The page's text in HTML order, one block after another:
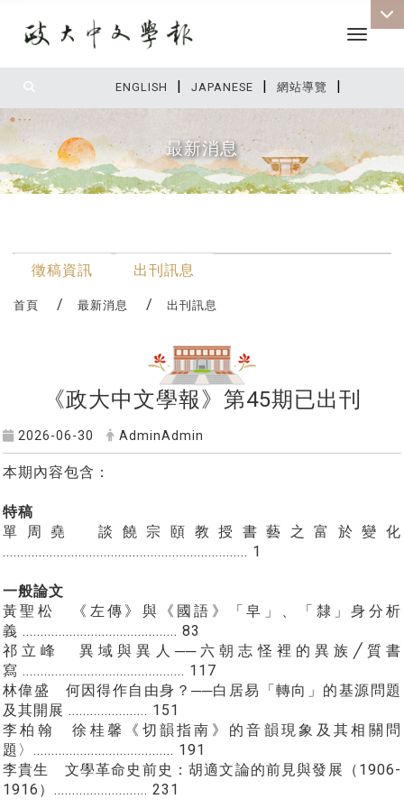
ENGLISH | JAPANESE | 網站導覽 |
Toggle
最新消息
徵稿資訊 出刊訊息
首頁 最新消息 出刊訊息
《政大中文學報》第45期已出刊
2026-06-30 AdminAdmin
本期內容包含：
特稿
單周堯 談饒宗頤教授書藝之富於變化
.................................................................... 1
一般論文
黃聖松 《左傳》與《國語》「皁」、「隸」身分析
義 ........................................... 83
祁立峰 異域與異人 ──六朝志怪裡的異族 ╱ 質書
寫 ............................................. 117
林偉盛 何因得作自由身？ ──白居易「轉向」的基源問題
及其開展 ...................... 151
李柏翰 徐桂馨《切韻指南》的音韻現象及其相關問
題〉....................................... 191
李貴生 文學革命史前史：胡適文論的前見與發展（1906-
1916）.......................... 231